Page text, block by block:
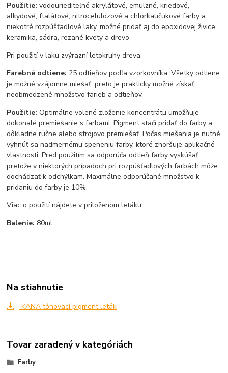
Použitie: vodouriediteľné akrylátové, emulzné, kriedové,
alkydové, ftalátové, nitrocelulózové a chlórkaučukové farby a
niekotré rozpúšťadlové laky, možné pridať aj do epoxidovej živice,
keramika, sádra, rezané kvety a drevo
Pri použití v laku zvýrazní letokruhy dreva.
Farebné odtiene: 25 odtieňov podľa vzorkovníka. Všetky odtiene
je možné vzájomne miešať, preto je prakticky možné získať
neobmedzené množstvo farieb a odtieňov.
Použitie: Optimálne volené zloženie koncentrátu umožňuje
dokonalé premiešanie s farbami. Pigment stačí pridať do farby a
dôkladne ručne alebo strojovo premiešať. Počas miešania je nutné
vyhnúť sa nadmernému speneniu farby, ktoré zhoršuje aplikačné
vlastnosti. Pred použitím sa odporúča odtieň farby vyskúšať,
pretože v niektorých prípadoch pri rozpúšťadlových farbách môže
dochádzať k odchýlkam. Maximálne odporúčané množstvo k
pridaniu do farby je 10%.
Viac o použití nájdete v priloženom letáku.
Balenie: 80ml
Na stiahnutie
KANA tónovací pigment leták
Tovar zaradený v kategóriách
Farby